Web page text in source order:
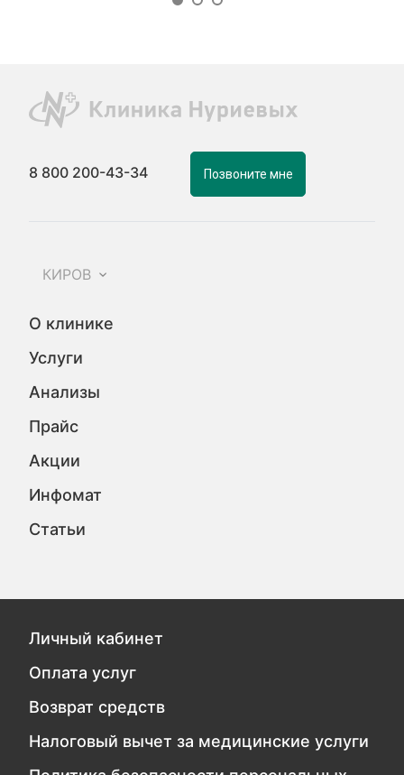
8 800 200-43-34 Позвоните мне
КИРОВ
О клинике
Услуги
Анализы
Прайс
Акции
Инфомат
Статьи
Личный кабинет
Оплата услуг
Возврат средств
Налоговый вычет за медицинские услуги